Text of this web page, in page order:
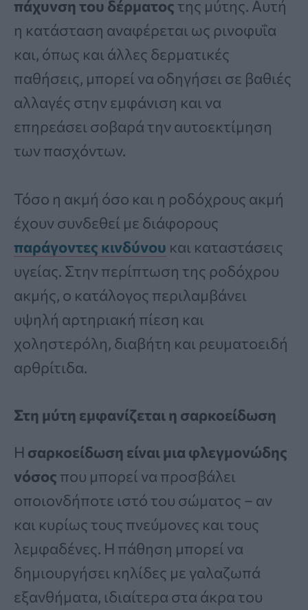
πάχυνση του δέρματος της μύτης. Αυτή
η κατάσταση αναφέρεται ως ρινοφυΐα
και, όπως και άλλες δερματικές
παθήσεις, μπορεί να οδηγήσει σε βαθιές
αλλαγές στην εμφάνιση και να
επηρεάσει σοβαρά την αυτοεκτίμηση
των πασχόντων.
Τόσο η ακμή όσο και η ροδόχρους ακμή
έχουν συνδεθεί με διάφορους
παράγοντες κινδύνου και καταστάσεις
υγείας. Στην περίπτωση της ροδόχρου
ακμής, ο κατάλογος περιλαμβάνει
υψηλή αρτηριακή πίεση και
χοληστερόλη, διαβήτη και ρευματοειδή
αρθρίτιδα.
Στη μύτη εμφανίζεται η σαρκοείδωση
Η σαρκοείδωση είναι μια φλεγμονώδης
νόσος που μπορεί να προσβάλει
οποιονδήποτε ιστό του σώματος – αν
και κυρίως τους πνεύμονες και τους
λεμφαδένες. Η πάθηση μπορεί να
δημιουργήσει κηλίδες με γαλαζωπά
εξανθήματα, ιδιαίτερα στα άκρα του